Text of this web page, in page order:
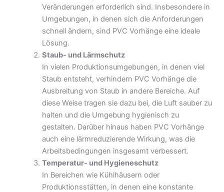
Veränderungen erforderlich sind. Insbesondere in
Umgebungen, in denen sich die Anforderungen
schnell ändern, sind PVC Vorhänge eine ideale
Lösung.
Staub- und Lärmschutz
In vielen Produktionsumgebungen, in denen viel
Staub entsteht, verhindern PVC Vorhänge die
Ausbreitung von Staub in andere Bereiche. Auf
diese Weise tragen sie dazu bei, die Luft sauber zu
halten und die Umgebung hygienisch zu
gestalten. Darüber hinaus haben PVC Vorhänge
auch eine lärmreduzierende Wirkung, was die
Arbeitsbedingungen insgesamt verbessert.
Temperatur- und Hygieneschutz
In Bereichen wie Kühlhäusern oder
Produktionsstätten, in denen eine konstante